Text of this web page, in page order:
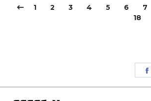
1 2 3 4 5 6 7
18